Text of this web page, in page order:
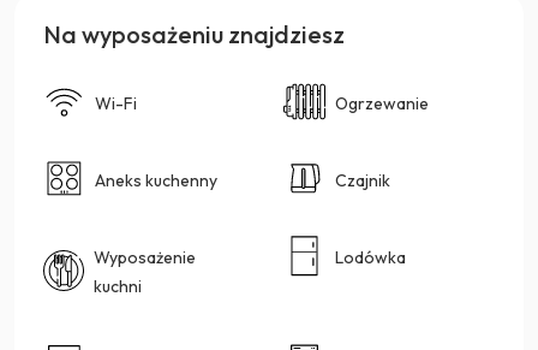
Na wyposażeniu znajdziesz
Wi-Fi Ogrzewanie
Aneks kuchenny Czajnik
Wyposażenie
kuchni
Lodówka